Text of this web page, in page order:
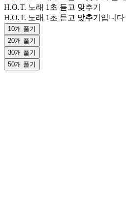
H.O.T. 노래 1초 듣고 맞추기
H.O.T. 노래 1초 듣고 맞추기입니
10개 풀기
20개 풀기
30개 풀기
50개 풀기